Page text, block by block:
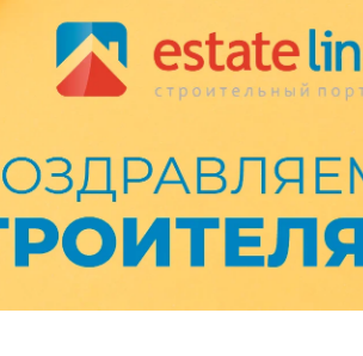
Платные услуги
Рекламодателям
Инвестпроекты
Подписка на Базу